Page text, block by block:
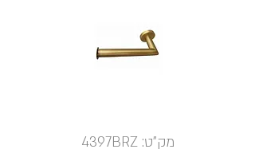
מק"ט: 4397BRZ